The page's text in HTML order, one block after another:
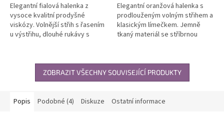
Elegantní fialová halenka z
vysoce kvalitní prodyšné
viskózy. Volnější střih s řasením
u výstřihu, dlouhé rukávy s
práce i na...
Elegantní oranžová halenka s
prodlouženým volným střihem a
klasickým límečkem. Jemně
tkaný materiál se stříbrnou
rukávům,...
ZOBRAZIT VŠECHNY SOUVISEJÍCÍ PRODUKTY
Popis Podobné (4) Diskuze Ostatní informace